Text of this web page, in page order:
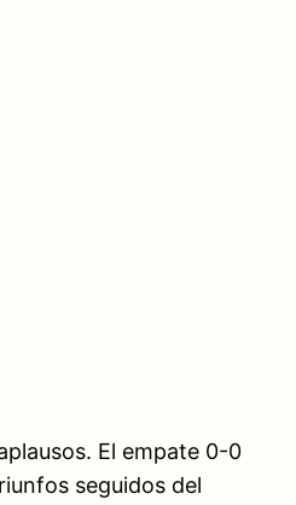
El empate 0-0
seguidos del